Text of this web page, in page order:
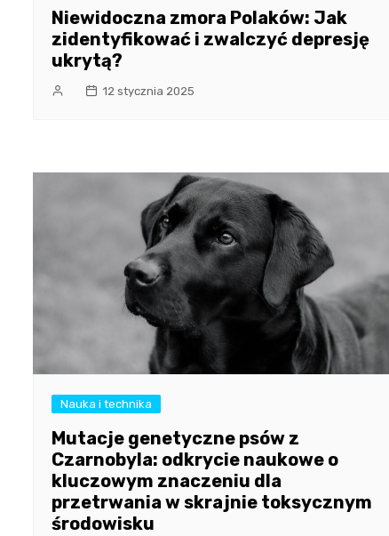
Niewidoczna zmora Polaków: Jak
zidentyfikować i zwalczyć depresję
ukrytą?
12 stycznia 2025
Nauka i technika
Mutacje genetyczne psów z
Czarnobyla: odkrycie naukowe o
kluczowym znaczeniu dla
przetrwania w skrajnie toksycznym
środowisku